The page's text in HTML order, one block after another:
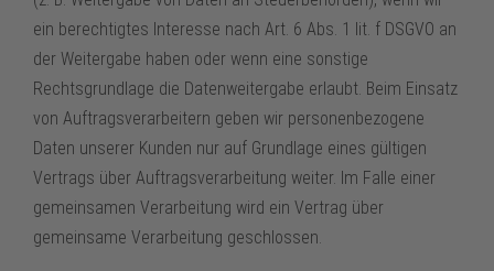
ein berechtigtes Interesse nach Art. 6 Abs. 1 lit. f DSGVO an
der Weitergabe haben oder wenn eine sonstige
Rechtsgrundlage die Datenweitergabe erlaubt. Beim Einsatz
von Auftragsverarbeitern geben wir personenbezogene
Daten unserer Kunden nur auf Grundlage eines gültigen
Vertrags über Auftragsverarbeitung weiter. Im Falle einer
gemeinsamen Verarbeitung wird ein Vertrag über
gemeinsame Verarbeitung geschlossen.